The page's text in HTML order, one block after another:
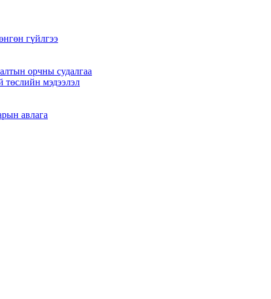
гүйлгээ
орчны судалгаа
төслийн мэдээлэл
авлага